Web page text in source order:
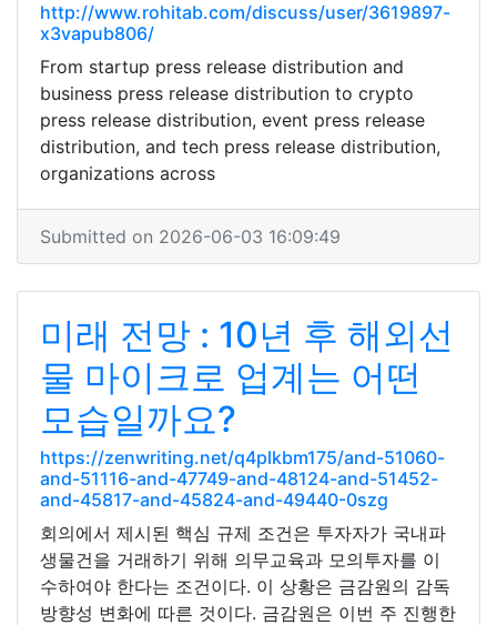
http://www.rohitab.com/discuss/user/3619897-
x3vapub806/
From startup press release distribution and
business press release distribution to crypto
press release distribution, event press release
distribution, and tech press release distribution,
organizations across
Submitted on 2026-06-03 16:09:49
미래 전망 : 10년 후 해외선
물 마이크로 업계는 어떤
모습일까요?
https://zenwriting.net/q4plkbm175/and-51060-
and-51116-and-47749-and-48124-and-51452-
and-45817-and-45824-and-49440-0szg
회의에서 제시된 핵심 규제 조건은 투자자가 국내파
생물건을 거래하기 위해 의무교육과 모의투자를 이
수하여야 한다는 조건이다. 이 상황은 금감원의 감독
방향성 변화에 따른 것이다. 금감원은 이번 주 진행한